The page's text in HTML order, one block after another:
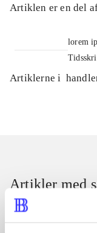
Artiklen er en del
lorem
Artiklerne i
Artikler med
Fra